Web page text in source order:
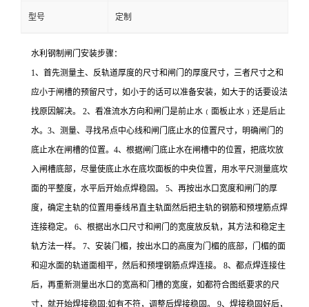
型号 定制
水利钢制闸门安装步骤：
1、首先测量主、反轨道厚度的尺寸和闸门的厚度尺寸，三者尺寸之和
应小于闸槽的预留尺寸，如小于的话可以准备安装，如大于的话要设法
找原因解决。 2、看准流水方向和闸门是前止水﹙面板止水﹚还是后止
水。3、测量、寻找吊点中心线和闸门底止水的位置尺寸，明确闸门的
底止水在闸槽的位置。4、根据闸门底止水在闸槽中的位置，把底坎放
入闸槽底部，尽量使底止水在底坎面板的中央位置，用水平尺测量底坎
面的平整度，水平后开始点焊稳固。 5、再按出水口宽度和闸门的厚
度，确定主轨的位置用垂线吊直主轨面然后把主轨的钢筋和预埋筋点焊
连接稳定。 6、根据出水口尺寸和闸门的宽度放反轨，其方法和稳定主
轨方法一样。 7、安装门楣，按出水口的高度为门楣的底部，门楣的面
和迎水面的轨道面相平，然后和预埋钢筋点焊连接。 8、都点焊连接住
后，再重新测量出水口的宽高和门槽的宽度，如都符合图纸要求的尺
寸，就开始焊接稳固;如有不符，调整后焊接稳固。 9、焊接稳固好后，